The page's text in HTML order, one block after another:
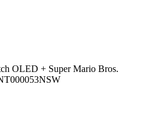
OLED + Super Mario Bros.